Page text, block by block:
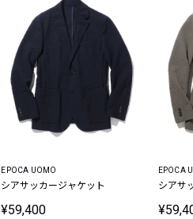
EPOCA UOMO
シアサッカージャケット
¥59,400
EPOCA
シアサ